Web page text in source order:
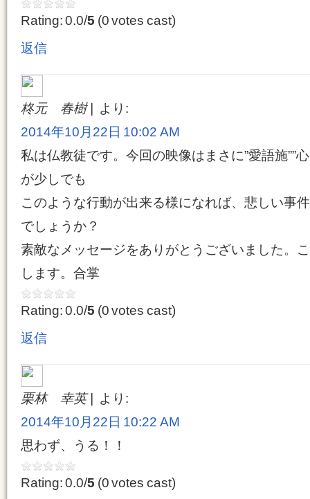
Rating: 0.0/5 (0 votes cast)
返信
柊元 春樹
より:
2014年10月22日 10:02 AM
私は仏教徒です。今回の映像はまさに”愛語施””
が少しでも
このような行動が出来る様になれば、悲しい事
でしょうか？
素敵なメッセージをありがとうございました。
します。合掌
Rating: 0.0/5 (0 votes cast)
返信
栗林 幸英
より:
2014年10月22日 10:22 AM
思わず、うる！！
Rating: 0.0/5 (0 votes cast)